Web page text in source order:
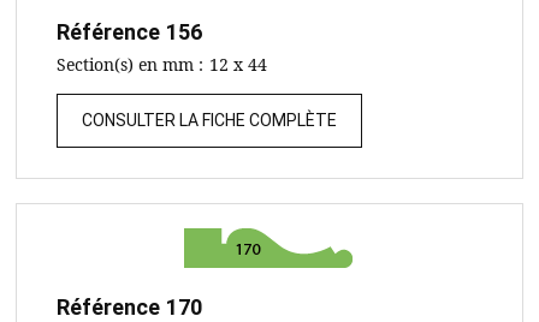
Référence 156
Section(s) en mm : 12 x 44
CONSULTER LA FICHE COMPLÈTE
Référence 170